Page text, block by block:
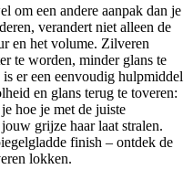
om een andere aanpak dan je
verandert niet alleen de
en het volume. Zilveren
te worden, minder glans te
er een eenvoudig hulpmiddel
en glans terug te toveren:
hoe je met de juiste
grijze haar laat stralen.
finish – ontdek de
lokken.